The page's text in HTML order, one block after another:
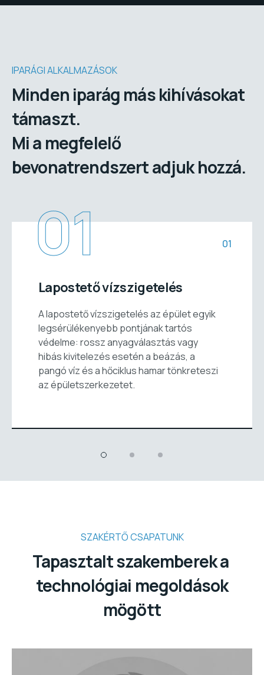
IPARÁGI ALKALMAZÁSOK
Minden iparág más kihívásokat
támaszt.
Mi a megfelelő
bevonatrendszert adjuk hozzá.
01 01
Lapostető vízszigetelés
A lapostető vízszigetelés az épület egyik
legsérülékenyebb pontjának tartós
védelme: rossz anyagválasztás vagy
hibás kivitelezés esetén a beázás, a
pangó víz és a hőciklus hamar tönkreteszi
az épületszerkezetet.
SZAKÉRTŐ CSAPATUNK
Tapasztalt szakemberek a
technológiai megoldások
mögött